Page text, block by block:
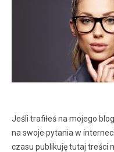
Jeśli trafiłeś na mojego
na swoje pytania w
czasu publikuję tutaj treści